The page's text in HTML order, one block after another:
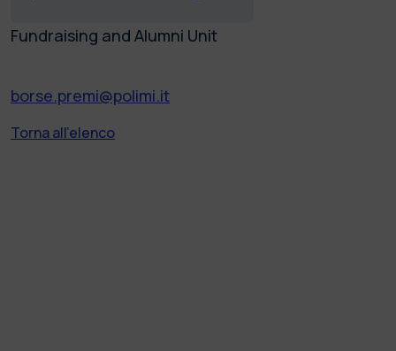
Fundraising and Alumni Unit
borse.premi@polimi.it
Torna all'elenco